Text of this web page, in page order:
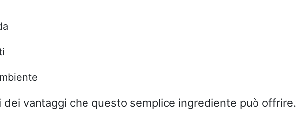
dei vantaggi che questo semplice ingrediente può offrire.